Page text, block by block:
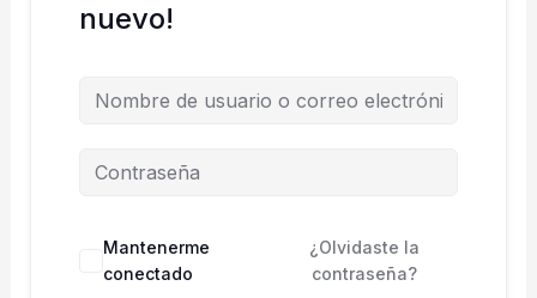
nuevo!
Mantenerme
conectado
¿Olvidaste la
contraseña?